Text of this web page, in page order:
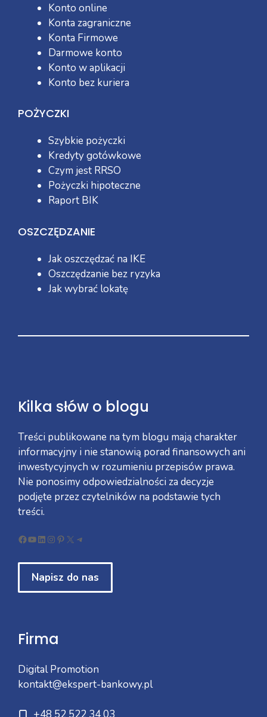
Konto online
Konta zagraniczne
Konta Firmowe
Darmowe konto
Konto w aplikacji
Konto bez kuriera
POŻYCZKI
Szybkie pożyczki
Kredyty gotówkowe
Czym jest RRSO
Pożyczki hipoteczne
Raport BIK
OSZCZĘDZANIE
Jak oszczędzać na IKE
Oszczędzanie bez ryzyka
Jak wybrać lokatę
Kilka słów o blogu
Treści publikowane na tym blogu mają charakter
informacyjny i nie stanowią porad finansowych ani
inwestycyjnych w rozumieniu przepisów prawa.
Nie ponosimy odpowiedzialności za decyzje
podjęte przez czytelników na podstawie tych
treści.
Facebook
YouTube
LinkedIn
Instagram
Pinterest
X Telegram
Napisz do nas
Firma
Digital Promotion
kontakt@ekspert-bankowy.pl